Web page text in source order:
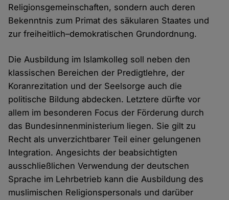
Religionsgemeinschaften, sondern auch deren
Bekenntnis zum Primat des säkularen Staates und
zur freiheitlich–demokratischen Grundordnung.
Die Ausbildung im Islamkolleg soll neben den
klassischen Bereichen der Predigtlehre, der
Koranrezitation und der Seelsorge auch die
politische Bildung abdecken. Letztere dürfte vor
allem im besonderen Focus der Förderung durch
das Bundesinnenministerium liegen. Sie gilt zu
Recht als unverzichtbarer Teil einer gelungenen
Integration. Angesichts der beabsichtigten
ausschließlichen Verwendung der deutschen
Sprache im Lehrbetrieb kann die Ausbildung des
muslimischen Religionspersonals und darüber